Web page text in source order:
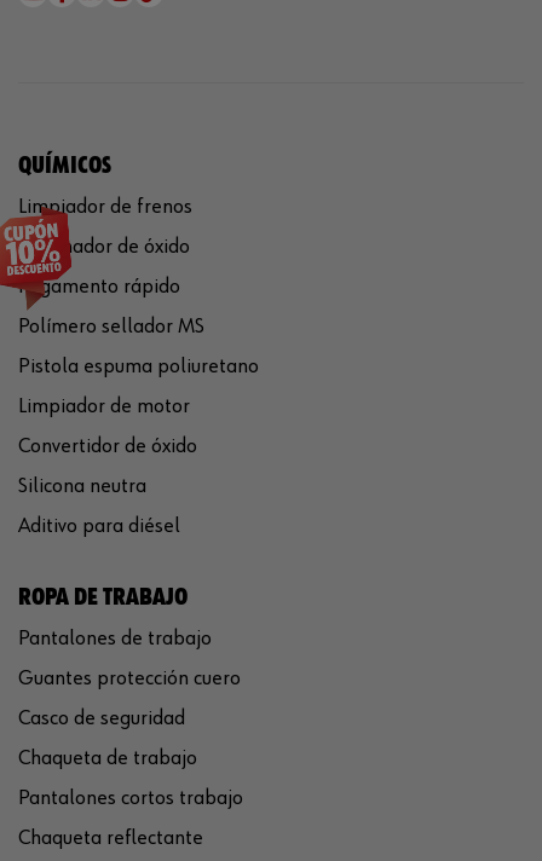
QUÍMICOS
Limpiador de frenos
Eliminador de óxido
Pegamento rápido
Polímero sellador MS
Pistola espuma poliuretano
Limpiador de motor
Convertidor de óxido
Silicona neutra
Aditivo para diésel
ROPA DE TRABAJO
Pantalones de trabajo
Guantes protección cuero
Casco de seguridad
Chaqueta de trabajo
Pantalones cortos trabajo
Chaqueta reflectante